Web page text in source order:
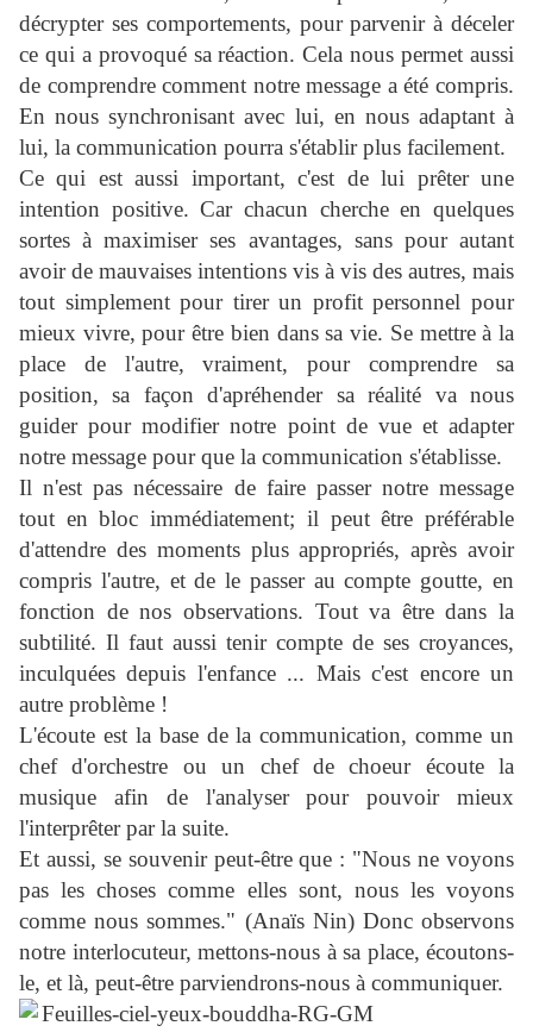
décrypter ses comportements, pour parvenir à déceler
ce qui a provoqué sa réaction. Cela nous permet aussi
de comprendre comment notre message a été compris.
En nous synchronisant avec lui, en nous adaptant à
lui, la communication pourra s'établir plus facilement.
Ce qui est aussi important, c'est de lui prêter une
intention positive. Car chacun cherche en quelques
sortes à maximiser ses avantages, sans pour autant
avoir de mauvaises intentions vis à vis des autres, mais
tout simplement pour tirer un profit personnel pour
mieux vivre, pour être bien dans sa vie. Se mettre à la
place de l'autre, vraiment, pour comprendre sa
position, sa façon d'apréhender sa réalité va nous
guider pour modifier notre point de vue et adapter
notre message pour que la communication s'établisse.
Il n'est pas nécessaire de faire passer notre message
tout en bloc immédiatement; il peut être préférable
d'attendre des moments plus appropriés, après avoir
compris l'autre, et de le passer au compte goutte, en
fonction de nos observations. Tout va être dans la
subtilité. Il faut aussi tenir compte de ses croyances,
inculquées depuis l'enfance ... Mais c'est encore un
autre problème !
L'écoute est la base de la communication, comme un
chef d'orchestre ou un chef de choeur écoute la
musique afin de l'analyser pour pouvoir mieux
l'interprêter par la suite.
Et aussi, se souvenir peut-être que : "Nous ne voyons
pas les choses comme elles sont, nous les voyons
comme nous sommes." (Anaïs Nin) Donc observons
notre interlocuteur, mettons-nous à sa place, écoutons-
le, et là, peut-être parviendrons-nous à communiquer.